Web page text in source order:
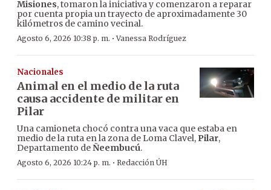
Misiones, tomaron la iniciativa y comenzaron a reparar
por cuenta propia un trayecto de aproximadamente 30
kilómetros de camino vecinal.
Agosto 6, 2026 10:38 p. m. ·Vanessa Rodríguez
Nacionales
Animal en el medio de la ruta
causa accidente de militar en
Pilar
Una camioneta chocó contra una vaca que estaba en
medio de la ruta en la zona de Loma Clavel, Pilar,
Departamento deÑeembucú.
Agosto 6, 2026 10:24 p. m. · Redacción ÚH